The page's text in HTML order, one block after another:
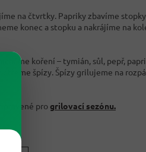
na čtvrtky. Papriky zbavíme
konec a stopku a nakrájíme na
koření – tymián, sůl, pepř,
špízy. Špízy grilujeme na
pro grilovací sezónu.